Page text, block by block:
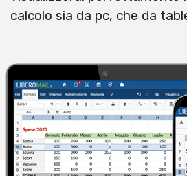
calcolo sia da pc, che da